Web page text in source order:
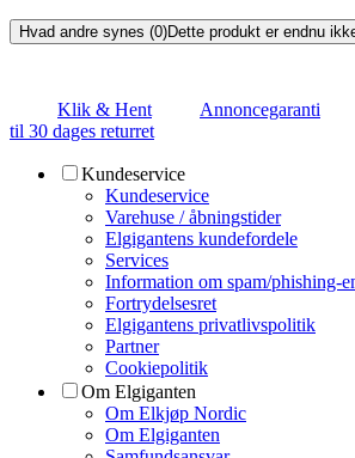
Hvad andre synes (0)Dette produkt er endnu
Klik & Hent Annoncegaranti
til 30 dages returret
Kundeservice
Kundeservice
Varehuse / åbningstider
Elgigantens kundefordele
Services
Information om spam/phishing-
Fortrydelsesret
Elgigantens privatlivspolitik
Partner
Cookiepolitik
Om Elgiganten
Om Elkjøp Nordic
Om Elgiganten